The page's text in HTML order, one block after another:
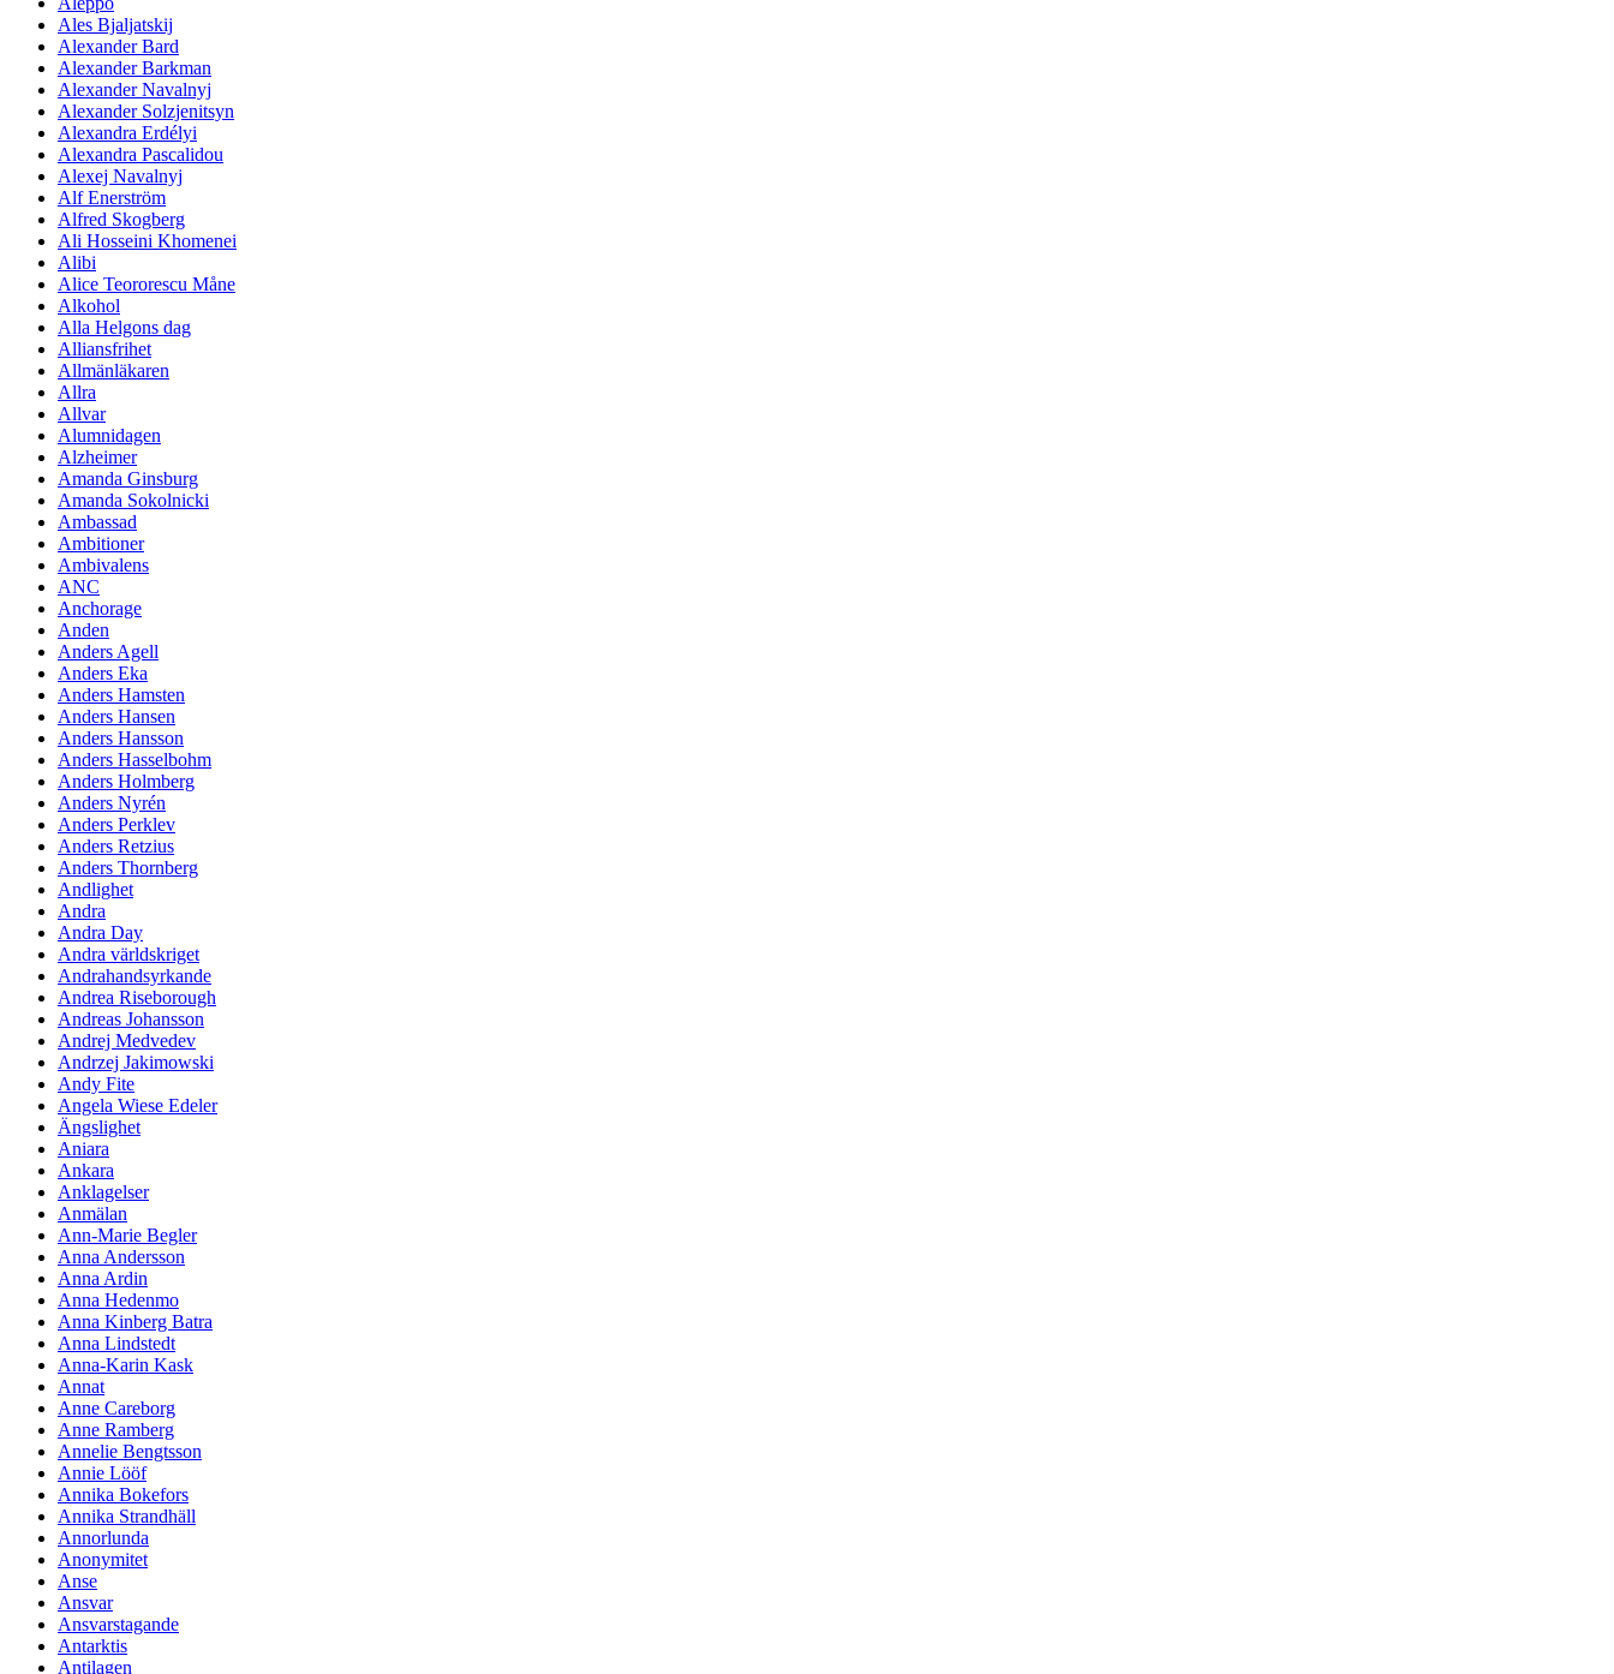
Ales Bjaljatskij
Alexander Bard
Alexander Barkman
Alexander Navalnyj
Alexander Solzjenitsyn
Alexandra Erdélyi
Alexandra Pascalidou
Alexej Navalnyj
Alf Enerström
Alfred Skogberg
Ali Hosseini Khomenei
Alibi
Alice Teororescu Måne
Alkohol
Alla Helgons dag
Alliansfrihet
Allmänläkaren
Allra
Allvar
Alumnidagen
Alzheimer
Amanda Ginsburg
Amanda Sokolnicki
Ambassad
Ambitioner
Ambivalens
ANC
Anchorage
Anden
Anders Agell
Anders Eka
Anders Hamsten
Anders Hansen
Anders Hansson
Anders Hasselbohm
Anders Holmberg
Anders Nyrén
Anders Perklev
Anders Retzius
Anders Thornberg
Andlighet
Andra
Andra Day
Andra världskriget
Andrahandsyrkande
Andrea Riseborough
Andreas Johansson
Andrej Medvedev
Andrzej Jakimowski
Andy Fite
Angela Wiese Edeler
Ängslighet
Aniara
Ankara
Anklagelser
Anmälan
Ann-Marie Begler
Anna Andersson
Anna Ardin
Anna Hedenmo
Anna Kinberg Batra
Anna Lindstedt
Anna-Karin Kask
Annat
Anne Careborg
Anne Ramberg
Annelie Bengtsson
Annie Lööf
Annika Bokefors
Annika Strandhäll
Annorlunda
Anonymitet
Anse
Ansvar
Ansvarstagande
Antarktis
Antilagen